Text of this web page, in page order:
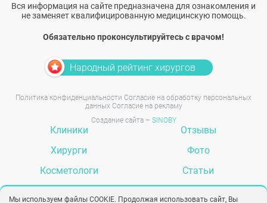
Вся информация на сайте предназначена для ознакомления и
не заменяет квалифицированную медицинскую помощь.
Обязательно проконсультируйтесь с врачом!
Народный рейтинг хирургов
Политика конфиденциальности Согласие на обработку персональных
данных Согласие на рекламу
Создание сайта – SINOBY
Клиники
Хирурги
Косметологи
Отзывы
Фото
Статьи
Мы используем файлы COOKIE. Продолжая использовать сайт, Вы